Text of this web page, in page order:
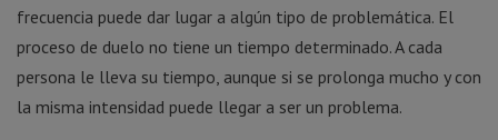
frecuencia puede dar lugar a algún tipo de problemática. El
proceso de duelo no tiene un tiempo determinado. A cada
persona le lleva su tiempo, aunque si se prolonga mucho y con
la misma intensidad puede llegar a ser un problema.